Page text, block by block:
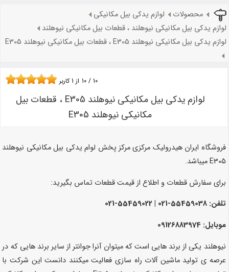
محصولات
لوازم یدکی بیل مکانیکی
لوازم یدکی بیل مکانیکی نیوهلند ، قطعات بیل مکانیکی نیوهلند
لوازم یدکی بیل مکانیکی نیوهلند E305 ، قطعات بیل مکانیکی نیوهلند E305
لوازم یدکی بیل مکانیکی نیوهلند E305 ، قطعات بیل
مکانیکی نیوهلند E305
10 / 10 از 1کاربر
فروشگاه ایران هیدرولیک مرکزی مرکز پخش لوام یدکی بیل مکانیکی نیوهلند
E305 میباشد.
برای سفارش قطعات و اطلاع از قیمت قطعات تماس بگیرید:
تلفن:55459038-021 | 55459022-021
موبایل: 09126883974
نیوهلند یکی از برند هایی است که میتوان آنرا جوانتر از سایر برند هایی که در
عرصه ی تولید ماشین آلات راه سازی فعالیت میکنند دانست این شرکت با